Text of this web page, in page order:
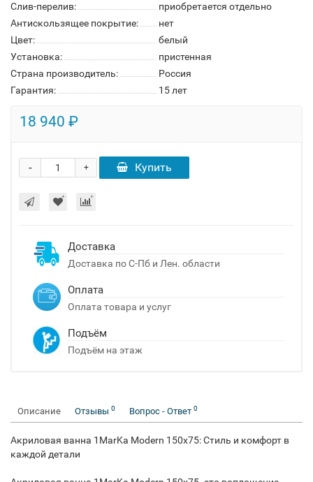
Слив-перелив:
приобретается отдельно
Антискользящее покрытие:
нет
Цвет:
белый
Установка:
пристенная
Страна производитель:
Россия
Гарантия:
15 лет
18 940 ₽
+
- Купить
Доставка
Доставка по С-Пб и Лен. области
Оплата
Оплата товара и услуг
Подъём
Подъём на этаж
Описание Отзывы 0 Вопрос - Ответ 0
Акриловая ванна 1MarKa Modern 150x75: Стиль и комфорт в
каждой детали